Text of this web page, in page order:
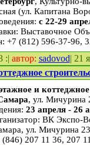
(ул. Капитана
с 22-29
Выставочное
+7 (812) 596-37-96,
:| автор: sadovod| 21
и коттеджное
, ул. Мичурина
23 апреля - 26
ВК Экспо-
ул. Мичурина
(846) 207 11 36, 207